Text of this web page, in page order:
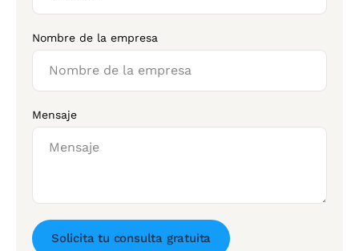
Nombre de la empresa
Mensaje
Solicita tu consulta gratuita